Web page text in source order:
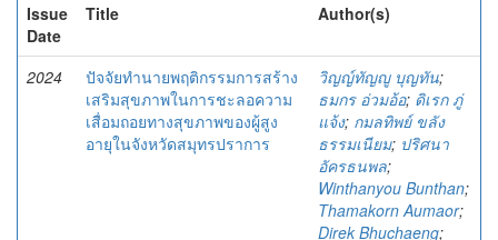
Issue
Date
Title Author(s)
2024
ปัจจัยทำนายพฤติกรรมการสร้าง
เสริมสุขภาพในการชะลอความ
เสื่อมถอยทางสุขภาพของผู้สูง
อายุในจังหวัดสมุทรปราการ
วิญญ์ทัญญู บุญทัน;
ธมกร อ่วมอ้อ; ดิเรก ภู่
แจ้ง; กมลทิพย์ ขลัง
ธรรมเนียม; ปริศนา
อัครธนพล;
Winthanyou Bunthan;
Thamakorn Aumaor;
Direk Bhuchaeng;